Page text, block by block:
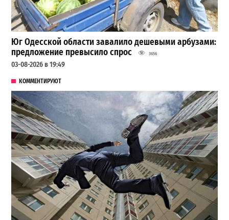
Юг Одесской области завалило дешевыми арбузами:
предложение превысило спрос
3656
03-08-2026 в 19:49
КОММЕНТИРУЮТ